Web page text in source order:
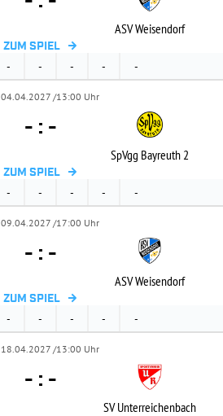
ASV Weisendorf
ZUM SPIEL
- - - - -
04.04.2027 /13:00 Uhr
- : -
SpVgg Bayreuth 2
ZUM SPIEL
- - - - -
09.04.2027 /17:00 Uhr
- : -
ASV Weisendorf
ZUM SPIEL
- - - - -
18.04.2027 /13:00 Uhr
- : -
SV Unterreichenbach